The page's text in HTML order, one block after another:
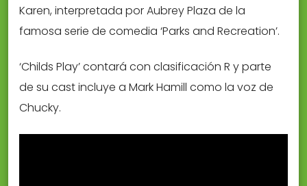
Karen, interpretada por Aubrey Plaza de la
famosa serie de comedia ‘Parks and Recreation’.
‘Childs Play’ contará con clasificación R y parte
de su cast incluye a Mark Hamill como la voz de
Chucky.